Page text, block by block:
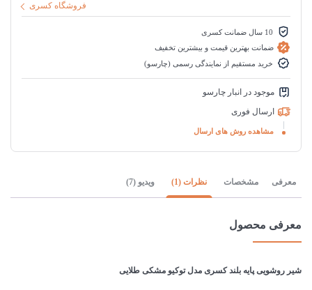
فروشگاه کسری
10 سال ضمانت کسری
ضمانت بهترین قیمت و بیشترین تخفیف
خرید مستقیم از نمایندگی رسمی (چارسو)
موجود در انبار چارسو
ارسال فوری
مشاهده روش های ارسال
معرفی مشخصات نظرات (1) ویدیو (7)
معرفی محصول
شیر روشویی پایه بلند کسری مدل توکیو مشکی طلایی